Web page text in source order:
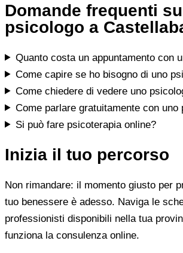
Domande frequenti
psicologo a
Quanto costa un appuntamento con
Come capire se ho bisogno di uno
Come chiedere di vedere uno
Come parlare gratuitamente con uno
Si può fare psicoterapia online?
Inizia il tuo percorso
Non rimandare: il momento giusto per
tuo benessere è adesso. Naviga le
professionisti disponibili nella tua
funziona la consulenza online.